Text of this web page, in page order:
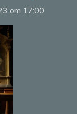
om 17:00